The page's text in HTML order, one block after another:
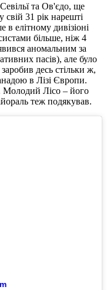
та Ов'єдо, ще
31 рік нарешті
елітному дивізіоні
більше, ніж 4
аномальним за
пасів), але було
десь стільки ж,
в Лізі Європи.
Молодий Лісо – його
теж подякував.